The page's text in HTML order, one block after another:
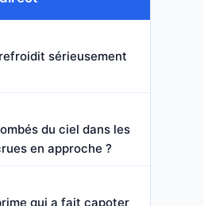
sérieusement
du ciel dans les
en approche ?
qui a fait capoter